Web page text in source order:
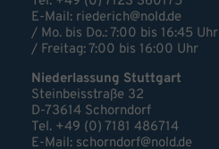
E-Mail: riederich@nold.de
/ Mo. bis Do.: 7:00 bis 16:45 Uhr
/ Freitag: 7:00 bis 16:00 Uhr
Niederlassung Stuttgart
Steinbeisstraße 32
D-73614 Schorndorf
Tel. +49 (0) 7181 486714
E-Mail: schorndorf@nold.de